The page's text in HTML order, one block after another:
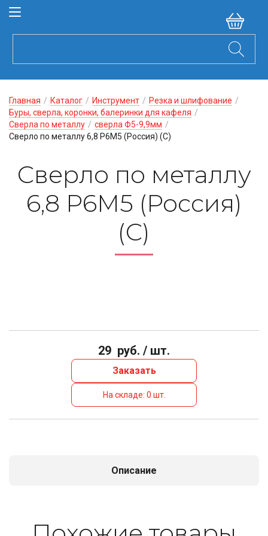
Главная / Каталог / Инструмент / Резка и шлифование /
Буры, сверла, коронки, балеринки для кафеля /
Сверла по металлу / сверла Ф5-9,9мм /
Сверло по металлу 6,8 Р6М5 (Россия) (С)
Сверло по металлу
6,8 Р6М5 (Россия)
(С)
29 руб. / шт.
Заказать
На складе: 0 шт.
Описание